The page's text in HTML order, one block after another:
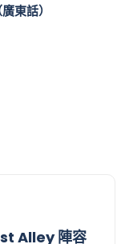
東話）
Alley 陣容